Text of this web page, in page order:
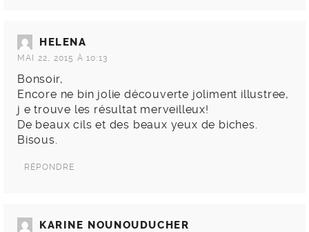
HELENA
MAI 22, 2015 À 10:13
Bonsoir,
Encore ne bin jolie découverte joliment illustree,
j e trouve les résultat merveilleux!
De beaux cils et des beaux yeux de biches.
Bisous.
RÉPONDRE
KARINE NOUNOUDUCHER